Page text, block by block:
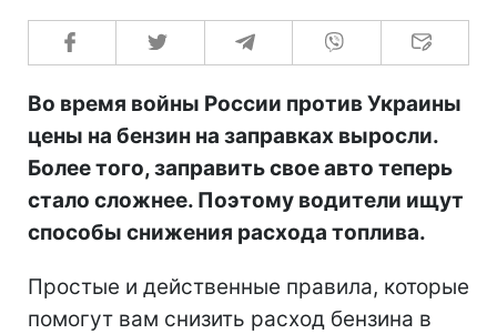
Во время войны России против Украины
цены на бензин на заправках выросли.
Более того, заправить свое авто теперь
стало сложнее. Поэтому водители ищут
способы снижения расхода топлива.
Простые и действенные правила, которые
помогут вам снизить расход бензина в